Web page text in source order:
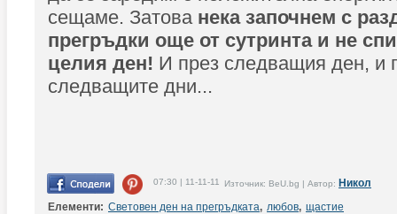
сещаме. Затова нека започнем с
прегръдки още от сутринта и не
целия ден! И през следващия ден, и
следващите дни...
07:30 | 11-11-11 Източник: BeU.bg | Автор: Никол
Елементи: Световен ден на прегръдката, любов, щастие